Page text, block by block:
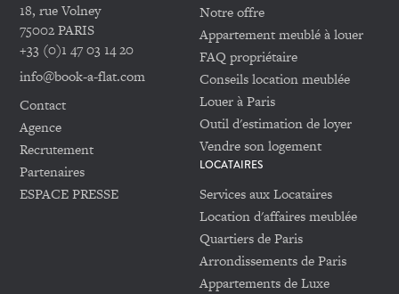
18, rue Volney
75002 PARIS
+33 (0)1 47 03 14 20
info@book-a-flat.com
Contact
Agence
Recrutement
Partenaires
ESPACE PRESSE
Notre offre
Appartement meublé à louer
FAQ propriétaire
Conseils location meublée
Louer à Paris
Outil d'estimation de loyer
Vendre son logement
LOCATAIRES
Services aux Locataires
Location d'affaires meublée
Quartiers de Paris
Arrondissements de Paris
Appartements de Luxe